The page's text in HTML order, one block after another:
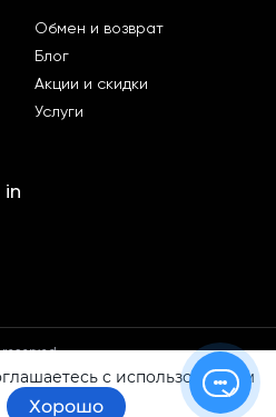
Обмен и возврат
Блог
Акции и скидки
Услуги
in
Оферта
с использованием
Хорошо